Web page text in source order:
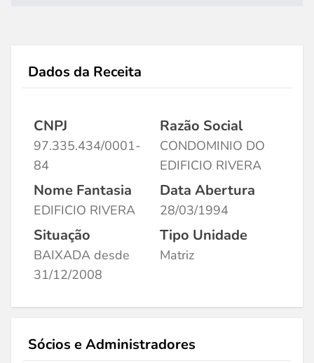
Dados da Receita
CNPJ
97.335.434/0001-
84
Razão Social
CONDOMINIO DO
EDIFICIO RIVERA
Nome Fantasia
EDIFICIO RIVERA
Data Abertura
28/03/1994
Situação
BAIXADA desde
31/12/2008
Tipo Unidade
Matriz
Sócios e Administradores